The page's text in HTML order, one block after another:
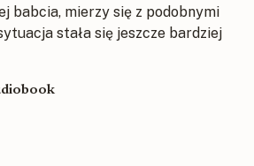
babcia, mierzy się z podobnymi
stała się jeszcze bardziej